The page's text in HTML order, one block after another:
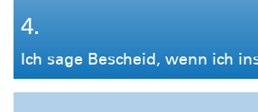
4.
Ich sage Bescheid, wenn ich